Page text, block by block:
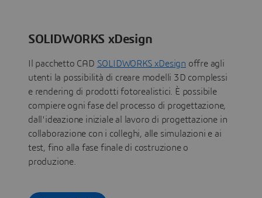
SOLIDWORKS xDesign
Il pacchetto CAD SOLIDWORKS xDesign offre agli
utenti la possibilità di creare modelli 3D complessi
e rendering di prodotti fotorealistici. È possibile
compiere ogni fase del processo di progettazione,
dall'ideazione iniziale al lavoro di progettazione in
collaborazione con i colleghi, alle simulazioni e ai
test, fino alla fase finale di costruzione o
produzione.